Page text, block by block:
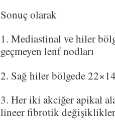
Sonuç olarak
1. Mediastinal ve hiler
geçmeyen lenf nodları
2. Sağ hiler bölgede
3. Her iki akciğer apikal
lineer fibrotik